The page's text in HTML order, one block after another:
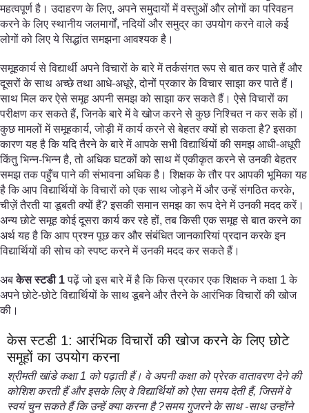
महत्वपूर्ण है। उदाहरण के लिए, अपने समुदायों में वस्तुओं और लोगों का परिवहन
करने के लिए स्थानीय जलमार्गों, नदियों और समुद्र का उपयोग करने वाले कई
लोगों को लिए ये सिद्धांत समझना आवश्यक है।
समूहकार्य से विद्यार्थी अपने विचारों के बारे में तर्कसंगत रूप से बात कर पाते हैं और
दूसरों के साथ अच्छे तथा आधे-अधूरे, दोनों प्रकार के विचार साझा कर पाते हैं।
साथ मिल कर ऐसे समूह अपनी समझ को साझा कर सकते हैं। ऐसे विचारों का
परीक्षण कर सकते हैं, जिनके बारे में वे खोज करने से कुछ निश्चित न कर सके हों।
कुछ मामलों में समूहकार्य, जोड़ी में कार्य करने से बेहतर क्यों हो सकता है? इसका
कारण यह है कि यदि तैरने के बारे में आपके सभी विद्यार्थियों की समझ आधी-अधूरी
किंतु भिन्न-भिन्न है, तो अधिक घटकों को साथ में एकीकृत करने से उनकी बेहतर
समझ तक पहुँच पाने की संभावना अधिक है। शिक्षक के तौर पर आपकी भूमिका यह
है कि आप विद्यार्थियों के विचारों को एक साथ जोड़ने में और उन्हें संगठित करके,
चीज़ें तैरती या डूबती क्यों हैं? इसकी समान समझ का रूप देने में उनकी मदद करें।
अन्य छोटे समूह कोई दूसरा कार्य कर रहे हों, तब किसी एक समूह से बात करने का
अर्थ यह है कि आप प्रश्न पूछ कर और संबंधित जानकारियां प्रदान करके इन
विद्यार्थियों की सोच को स्पष्ट करने में उनकी मदद कर सकते हैं।
अबकेस स्टडी 1पढ़ें जो इस बारे में है कि किस प्रकार एक शिक्षक ने कक्षा 1 के
अपने छोटे-छोटे विद्यार्थियों के साथ डूबने और तैरने के आरंभिक विचारों की खोज
की।
केस स्टडी 1: आरंभिक विचारों की खोज करने के लिए छोटे
समूहों का उपयोग करना
श्रीमती खांडे कक्षा1 को पढ़ाती हैं। वे अपनी कक्षा को प्रेरक वातावरण देने की
कोशिश करती हैं और इसके लिए वे विद्यार्थियों को ऐसा समय देती हैं, जिसमें वे
स्वयं चुन सकते हैं कि उन्हें क्या करना है?समय गुजरने के साथ-साथ उन्होंने